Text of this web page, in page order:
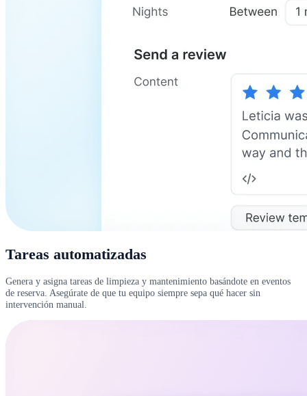
Tareas automatizadas
Genera y asigna tareas de limpieza y mantenimiento basándote en eventos
de reserva. Asegúrate de que tu equipo siempre sepa qué hacer sin
intervención manual.